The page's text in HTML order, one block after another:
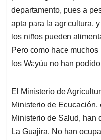
departamento, pues a
apta para la agricultura,
los niños pueden
Pero como hace
los Wayúu no han
El Ministerio de
Ministerio de Educación,
Ministerio de Salud, han
La Guajira. No han